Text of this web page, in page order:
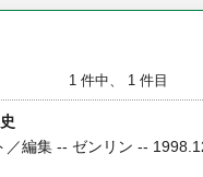
1 件中、 1 件目
／編集 -- ゼンリン --